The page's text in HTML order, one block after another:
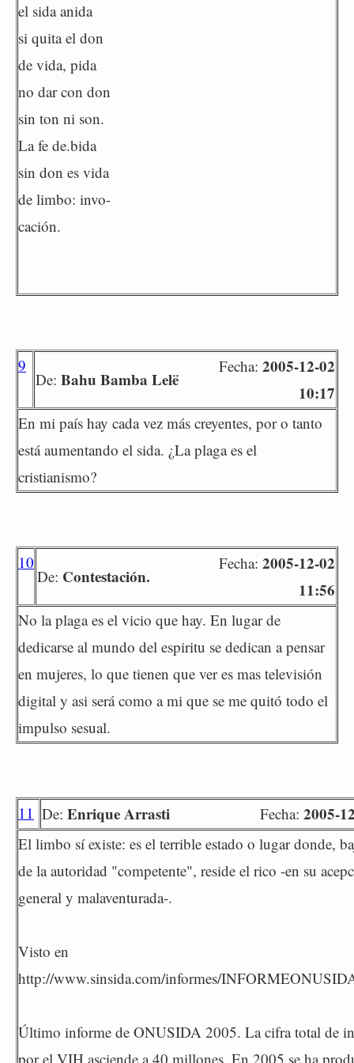
el sida anida
si quita el don
de vida, pida
no dar con don
sin ton ni son.
La fe de.bida
sin don es vida
de limbo: invo-
cación.
9
De: Bahu Bamba Lelë
Fecha: 2005-12-02
10:17
En mi país hay cada vez más creyentes, por o tanto
está aumentando el sida. ¿La plaga es el
cristianismo?
10
De: Contestación.
Fecha: 2005-12-02
11:56
No la plaga es el vicio que hay. En lugar de
dedicarse al mundo del espiritu se dedican a pensar
en mujeres, lo que tienen que ver es mas televisión
digital y asi será como a mi que se me quitó todo el
impulso sesual.
11 De: Enrique Arrasti Fecha: 2005-
El limbo sí existe: es el terrible estado o lugar donde,
de la autoridad "competente", reside el rico -en su
general y malaventurada-.
Visto en
http://www.sinsida.com/informes/
Último informe de ONUSIDA 2005. La cifra total de
por el VIH asciende a 40 millones. En 2005 se ha